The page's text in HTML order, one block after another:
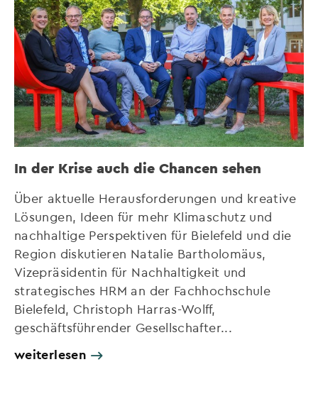
In der Krise auch die Chancen sehen
Über aktuelle Herausforderungen und kreative
Lösungen, Ideen für mehr Klimaschutz und
nachhaltige Perspektiven für Bielefeld und die
Region diskutieren Natalie Bartholomäus,
Vizepräsidentin für Nachhaltigkeit und
strategisches HRM an der Fachhochschule
Bielefeld, Christoph Harras-Wolff,
geschäftsführender Gesellschafter...
weiterlesen